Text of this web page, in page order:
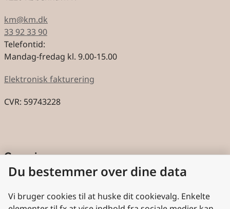
km@km.dk
33 92 33 90
Telefontid:
Mandag-fredag kl. 9.00-15.00
Elektronisk fakturering
CVR: 59743228
Genveje
Cookies
Aktindsigt
Du bestemmer over dine data
Vi bruger cookies til at huske dit cookievalg. Enkelte